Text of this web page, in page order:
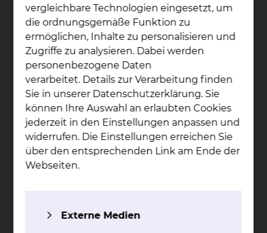
Dr. med. Tors­ten Mey­er
Fichtengrund 1, 38126 Braunschweig
Per E-Mail kontaktieren
vergleichbare Technologien eingesetzt, um
die ordnungsgemäße Funktion zu
ermöglichen, Inhalte zu personalisieren und
Zugriffe zu analysieren. Dabei werden
personenbezogene Daten
verarbeitet. Details zur Verarbeitung finden
Sie in unserer Datenschutzerklärung. Sie
können Ihre Auswahl an erlaubten Cookies
jederzeit in den Einstellungen anpassen und
widerrufen. Die Einstellungen erreichen Sie
über den entsprechenden Link am Ende der
Webseiten.
Externe Medien